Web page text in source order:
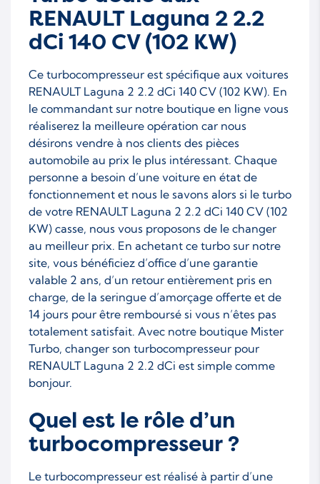
RENAULT Laguna 2 2.2
dCi 140 CV (102 KW)
Ce turbocompresseur est spécifique aux voitures
RENAULT Laguna 2 2.2 dCi 140 CV (102 KW). En
le commandant sur notre boutique en ligne vous
réaliserez la meilleure opération car nous
désirons vendre à nos clients des pièces
automobile au prix le plus intéressant. Chaque
personne a besoin d’une voiture en état de
fonctionnement et nous le savons alors si le turbo
de votre RENAULT Laguna 2 2.2 dCi 140 CV (102
KW) casse, nous vous proposons de le changer
au meilleur prix. En achetant ce turbo sur notre
site, vous bénéficiez d’office d’une garantie
valable 2 ans, d’un retour entièrement pris en
charge, de la seringue d’amorçage offerte et de
14 jours pour être remboursé si vous n’êtes pas
totalement satisfait. Avec notre boutique Mister
Turbo, changer son turbocompresseur pour
RENAULT Laguna 2 2.2 dCi est simple comme
bonjour.
Quel est le rôle d’un
turbocompresseur ?
Le turbocompresseur est réalisé à partir d’une